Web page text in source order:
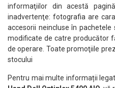
informaţiilor din acestă
inadvertenţe: fotografia are
accesorii neincluse în
modificate de catre producător
de operare. Toate promoţiile
stocului
Pentru mai multe informații